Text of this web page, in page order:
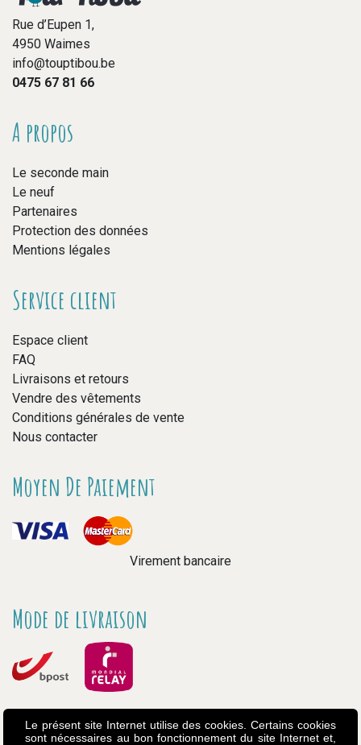
Rue d’Eupen 1,
4950 Waimes
info@touptibou.be
0475 67 81 66
A propos
Le seconde main
Le neuf
Partenaires
Protection des données
Mentions légales
Service client
Espace client
FAQ
Livraisons et retours
Vendre des vêtements
Conditions générales de vente
Nous contacter
Moyen De Paiement
Virement bancaire
Mode de livraison
Le présent site Internet utilise des cookies. Certains cookies
sont nécessaires au bon fonctionnement du site Internet et,